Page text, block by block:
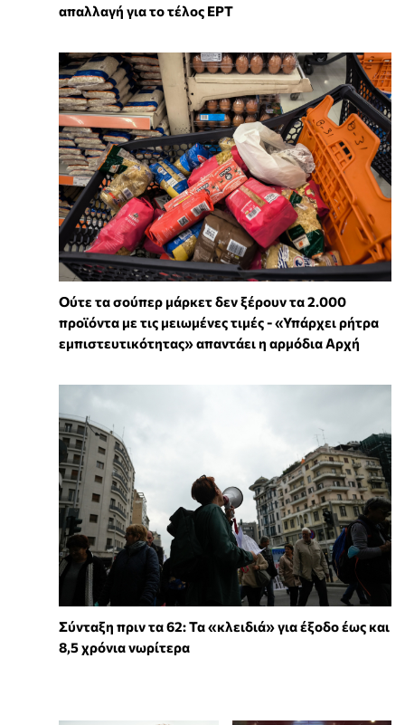
απαλλαγή για το τέλος ΕΡΤ
Ούτε τα σούπερ μάρκετ δεν ξέρουν τα 2.000
προϊόντα με τις μειωμένες τιμές - «Υπάρχει ρήτρα
εμπιστευτικότητας» απαντάει η αρμόδια Αρχή
Σύνταξη πριν τα 62: Τα «κλειδιά» για έξοδο έως και
8,5 χρόνια νωρίτερα